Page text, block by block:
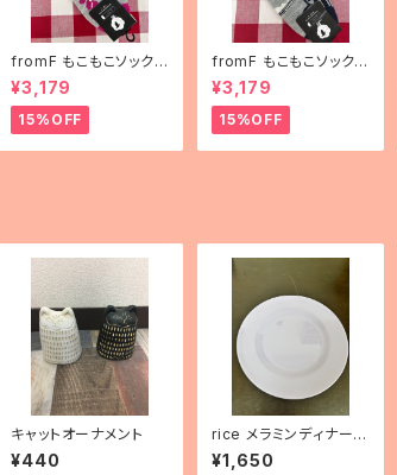
fromF もこもこソックス
「hedelmä（果物）」
¥3,179
15%OFF
fromF もこもこソックス
「Helsinki（ヘルシン
キ）」
¥3,179
15%OFF
キャットオーナメント
¥440
rice メラミンディナープ
レート（パープル）
¥1,650